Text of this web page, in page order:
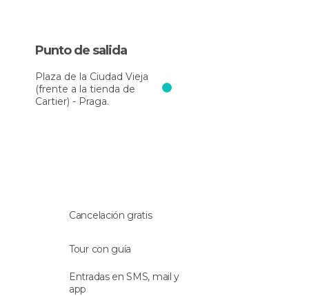
cementerio judío de Praga
nocturno podrían servir perfectamente como
escenario de cualquier película de terror.
español.
Punto de salida
Plaza de la Ciudad Vieja
(frente a la tienda de
Cartier) - Praga.
Cancelación gratis
Tour con guía
Entradas en SMS, mail y
app